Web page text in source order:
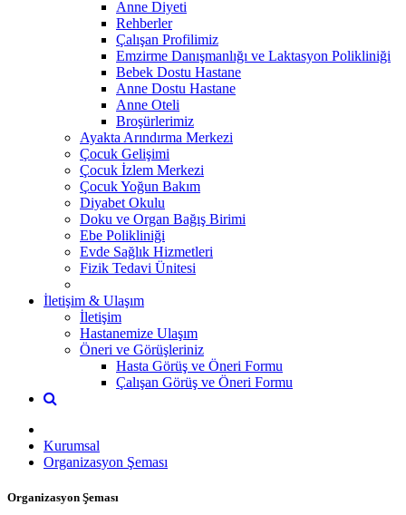
Anne Diyeti
Rehberler
Çalışan Profilimiz
Emzirme Danışmanlığı ve Laktasyon Polikliniği
Bebek Dostu Hastane
Anne Dostu Hastane
Anne Oteli
Broşürlerimiz
Ayakta Arındırma Merkezi
Çocuk Gelişimi
Çocuk İzlem Merkezi
Çocuk Yoğun Bakım
Diyabet Okulu
Doku ve Organ Bağış Birimi
Ebe Polikliniği
Evde Sağlık Hizmetleri
Fizik Tedavi Ünitesi
İletişim & Ulaşım
İletişim
Hastanemize Ulaşım
Öneri ve Görüşleriniz
Hasta Görüş ve Öneri Formu
Çalışan Görüş ve Öneri Formu
Kurumsal
Organizasyon Şeması
Organizasyon Şeması